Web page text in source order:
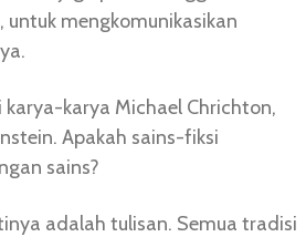
mengkomunikasikan
karya Michael Chrichton,
Apakah sains-fiksi
sains?
adalah tulisan. Semua tradisi